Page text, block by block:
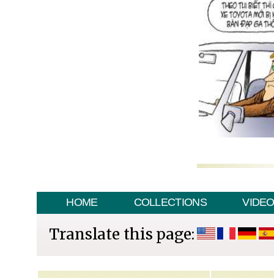
HOME COLLECTIONS VIDEO
Translate this page: